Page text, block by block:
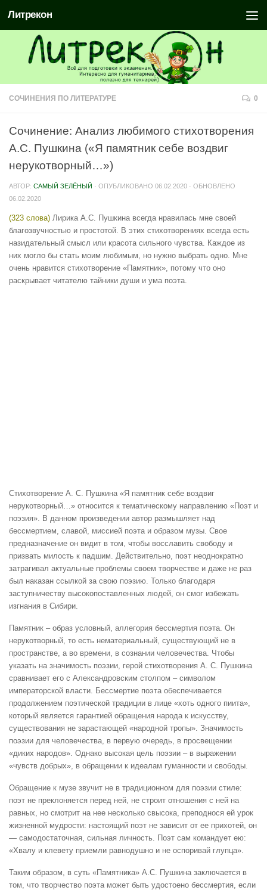
Литрекон
СОЧИНЕНИЯ ПО ЛИТЕРАТУРЕ 0
Сочинение: Анализ любимого стихотворения
А.С. Пушкина («Я памятник себе воздвиг
нерукотворный…»)
АВТОР: САМЫЙ ЗЕЛЁНЫЙ · ОПУБЛИКОВАНО 06.02.2020 · ОБНОВЛЕНО
06.02.2020
(323 слова) Лирика А.С. Пушкина всегда нравилась мне своей
благозвучностью и простотой. В этих стихотворениях всегда есть
назидательный смысл или красота сильного чувства. Каждое из
них могло бы стать моим любимым, но нужно выбрать одно. Мне
очень нравится стихотворение «Памятник», потому что оно
раскрывает читателю тайники души и ума поэта.
Стихотворение А. С. Пушкина «Я памятник себе воздвиг
нерукотворный…» относится к тематическому направлению «Поэт и
поэзия». В данном произведении автор размышляет над
бессмертием, славой, миссией поэта и образом музы. Свое
предназначение он видит в том, чтобы восславить свободу и
призвать милость к падшим. Действительно, поэт неоднократно
затрагивал актуальные проблемы своем творчестве и даже не раз
был наказан ссылкой за свою поэзию. Только благодаря
заступничеству высокопоставленных людей, он смог избежать
изгнания в Сибири.
Памятник – образ условный, аллегория бессмертия поэта. Он
нерукотворный, то есть нематериальный, существующий не в
пространстве, а во времени, в сознании человечества. Чтобы
указать на значимость поэзии, герой стихотворения А. С. Пушкина
сравнивает его с Александровским столпом – символом
императорской власти. Бессмертие поэта обеспечивается
продолжением поэтической традиции в лице «хоть одного пиита»,
который является гарантией обращения народа к искусству,
существования не зарастающей «народной тропы». Значимость
поэзии для человечества, в первую очередь, в просвещении
«диких народов». Однако высокая цель поэзии – в выражении
«чувств добрых», в обращении к идеалам гуманности и свободы.
Обращение к музе звучит не в традиционном для поэзии стиле:
поэт не преклоняется перед ней, не строит отношения с ней на
равных, но смотрит на нее несколько свысока, преподнося ей урок
жизненной мудрости: настоящий поэт не зависит от ее прихотей, он
— самодостаточная, сильная личность. Поэт сам командует ею:
«Хвалу и клевету приемли равнодушно и не оспоривай глупца».
Таким образом, в суть «Памятника» А.С. Пушкина заключается в
том, что творчество поэта может быть удостоено бессмертия, если